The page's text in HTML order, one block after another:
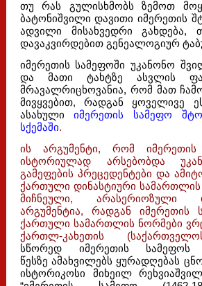
თუ რას გულისხმობს ზემოთ
ბატონიშვილი დავითი იმერეთის
ადვილი მისახვედრი გახდება,
დავაკვირდებით გენეალოგიურ
იმერეთის სამეფოში უკანონო
და მათი ტახტზე ასვლის
მრავალრიცხოვანია, რომ მათ
მივყვებით, რადგან ყოველივე
ასახულიიმერეთის სამეფო
სქემაში.
ის არგუმენტი, რომ
ისტორიულად არსებობდა
გამეფების პრეცედენტები და
ქართული დინასტიური სამართლის
მიჩნეული, არასერიოზული
არგუმენტია, რადგან იმერეთის
ქართული სამართლის ნორმები
ქართლ-კახეთის
სწორედ იმერეთის სამეფოს
წესზე ამახვილებს ყურადღებას
ისტორიკოსი მიხეილ